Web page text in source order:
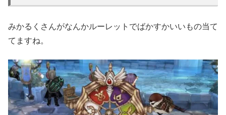
みかるくさんがなんかルーレットでばかすかいいもの当て
てますね。